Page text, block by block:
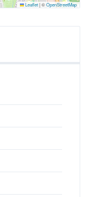
Leaflet|©OpenStreetMap